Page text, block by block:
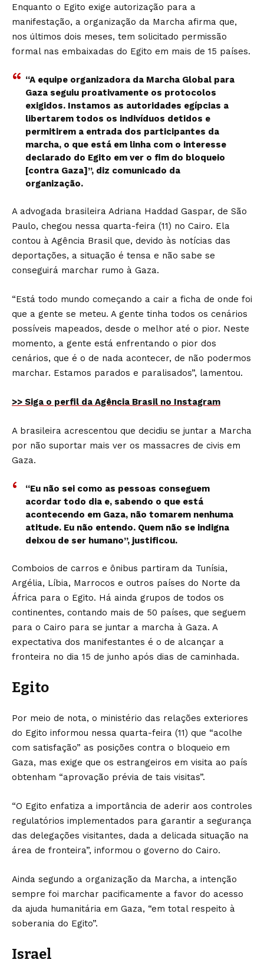
Enquanto o Egito exige autorização para a
manifestação, a organização da Marcha afirma que,
nos últimos dois meses, tem solicitado permissão
formal nas embaixadas do Egito em mais de 15 países.
“A equipe organizadora da Marcha Global para
Gaza seguiu proativamente os protocolos
exigidos. Instamos as autoridades egípcias a
libertarem todos os indivíduos detidos e
permitirem a entrada dos participantes da
marcha, o que está em linha com o interesse
declarado do Egito em ver o fim do bloqueio
[contra Gaza]”, diz comunicado da
organização.
A advogada brasileira Adriana Haddad Gaspar, de São
Paulo, chegou nessa quarta-feira (11) no Cairo. Ela
contou à Agência Brasil que, devido às notícias das
deportações, a situação é tensa e não sabe se
conseguirá marchar rumo à Gaza.
“Está todo mundo começando a cair a ficha de onde foi
que a gente se meteu. A gente tinha todos os cenários
possíveis mapeados, desde o melhor até o pior. Neste
momento, a gente está enfrentando o pior dos
cenários, que é o de nada acontecer, de não podermos
marchar. Estamos parados e paralisados”, lamentou.
>> Siga o perfil da Agência Brasil no Instagram
A brasileira acrescentou que decidiu se juntar a Marcha
por não suportar mais ver os massacres de civis em
Gaza.
“Eu não sei como as pessoas conseguem
acordar todo dia e, sabendo o que está
acontecendo em Gaza, não tomarem nenhuma
atitude. Eu não entendo. Quem não se indigna
deixou de ser humano”, justificou.
Comboios de carros e ônibus partiram da Tunísia,
Argélia, Líbia, Marrocos e outros países do Norte da
África para o Egito. Há ainda grupos de todos os
continentes, contando mais de 50 países, que seguem
para o Cairo para se juntar a marcha à Gaza. A
expectativa dos manifestantes é o de alcançar a
fronteira no dia 15 de junho após dias de caminhada.
Egito
Por meio de nota, o ministério das relações exteriores
do Egito informou nessa quarta-feira (11) que “acolhe
com satisfação” as posições contra o bloqueio em
Gaza, mas exige que os estrangeiros em visita ao país
obtenham “aprovação prévia de tais visitas”.
“O Egito enfatiza a importância de aderir aos controles
regulatórios implementados para garantir a segurança
das delegações visitantes, dada a delicada situação na
área de fronteira”, informou o governo do Cairo.
Ainda segundo a organização da Marcha, a intenção
sempre foi marchar pacificamente a favor do acesso
da ajuda humanitária em Gaza, “em total respeito à
soberania do Egito”.
Israel